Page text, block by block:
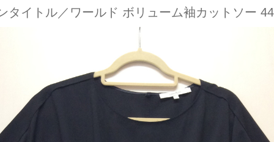
タイトル／ワールド ボリューム袖カットソー